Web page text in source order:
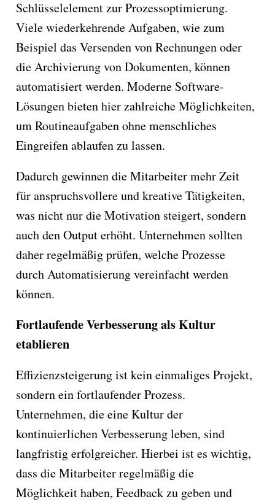
Schlüsselelement zur Prozessoptimierung.
Viele wiederkehrende Aufgaben, wie zum
Beispiel das Versenden von Rechnungen oder
die Archivierung von Dokumenten, können
automatisiert werden. Moderne Software-
Lösungen bieten hier zahlreiche Möglichkeiten,
um Routineaufgaben ohne menschliches
Eingreifen ablaufen zu lassen.
Dadurch gewinnen die Mitarbeiter mehr Zeit
für anspruchsvollere und kreative Tätigkeiten,
was nicht nur die Motivation steigert, sondern
auch den Output erhöht. Unternehmen sollten
daher regelmäßig prüfen, welche Prozesse
durch Automatisierung vereinfacht werden
können.
Fortlaufende Verbesserung als Kultur
etablieren
Effizienzsteigerung ist kein einmaliges Projekt,
sondern ein fortlaufender Prozess.
Unternehmen, die eine Kultur der
kontinuierlichen Verbesserung leben, sind
langfristig erfolgreicher. Hierbei ist es wichtig,
dass die Mitarbeiter regelmäßig die
Möglichkeit haben, Feedback zu geben und